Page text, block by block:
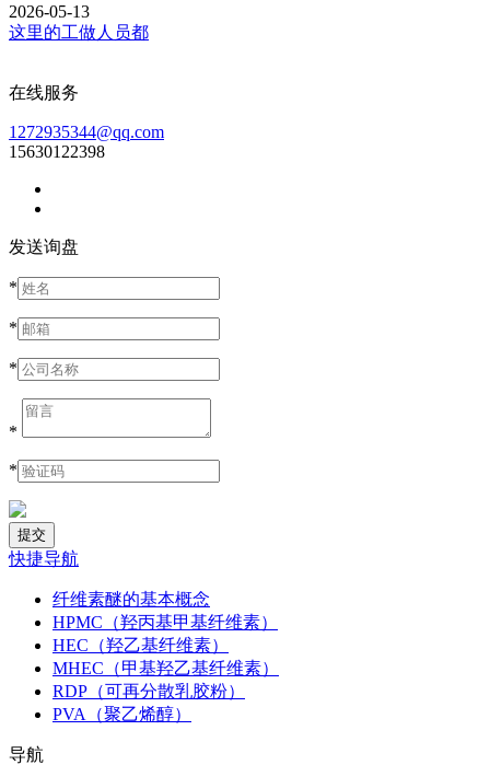
2026-05-13
这里的工做人员都
在线服务
1272935344@qq.com
15630122398
发送询盘
*
*
*
*
*
快捷导航
纤维素醚的基本概念
HPMC（羟丙基甲基纤维素）
HEC（羟乙基纤维素）
MHEC（甲基羟乙基纤维素）
RDP（可再分散乳胶粉）
PVA（聚乙烯醇）
导航